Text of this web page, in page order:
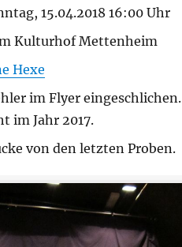
15.04.2018 16:00 Uhr
Kulturhof Mettenheim
Hexe
im Flyer
im Jahr 2017.
von den letzten Proben.